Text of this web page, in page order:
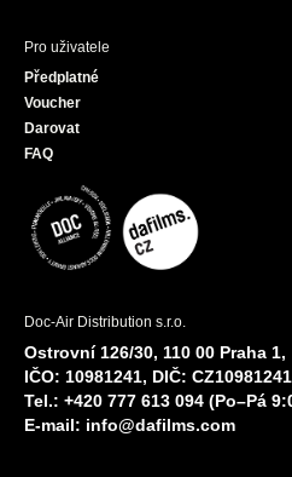
Pro uživatele
Předplatné
Voucher
Darovat
FAQ
Doc-Air Distribution s.r.o.
Ostrovní 126/30, 110 00 Praha 1,
IČO: 10981241, DIČ: CZ10981241
Tel.: +420 777 613 094 (Po–Pá
E-mail: info@dafilms.com